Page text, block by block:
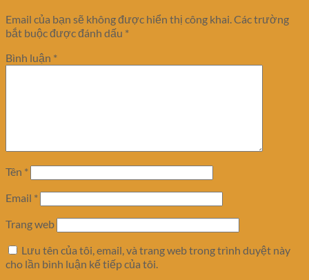
Email của bạn sẽ không được hiển thị công khai.Các trường
bắt buộc được đánh dấu *
Bình luận *
Tên *
Email *
Trang web
Lưu tên của tôi, email, và trang web trong trình duyệt này
cho lần bình luận kế tiếp của tôi.